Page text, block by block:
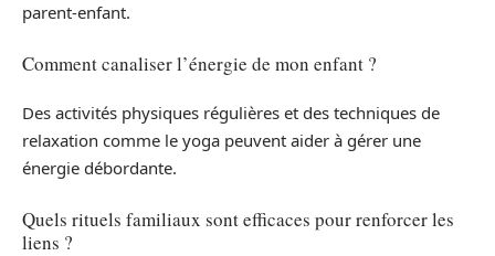
parent-enfant.
Comment canaliser l’énergie de mon enfant ?
Des activités physiques régulières et des techniques de
relaxation comme le yoga peuvent aider à gérer une
énergie débordante.
Quels rituels familiaux sont efficaces pour renforcer les
liens ?